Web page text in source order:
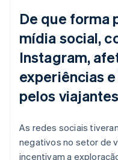
De que forma
mídia social,
Instagram,
experiências
pelos
As redes sociais
negativos no setor de
incentivam a